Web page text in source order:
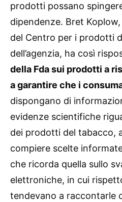
prodotti possano
dipendenze. Bret
del Centro per i prodotti
dell’agenzia, ha così
della Fda sui prodotti a
a garantire che i
dispongano di
evidenze scientifiche
dei prodotti del tabacco,
compiere scelte
che ricorda quella sullo
elettroniche, in cui
tendevano a raccontarle